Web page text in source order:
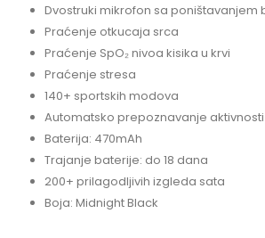
Dvostruki mikrofon sa poništavanjem
Praćenje otkucaja srca
Praćenje SpO₂ nivoa kisika u krvi
Praćenje stresa
140+ sportskih modova
Automatsko prepoznavanje aktivnosti
Baterija: 470mAh
Trajanje baterije: do 18 dana
200+ prilagodljivih izgleda sata
Boja: Midnight Black